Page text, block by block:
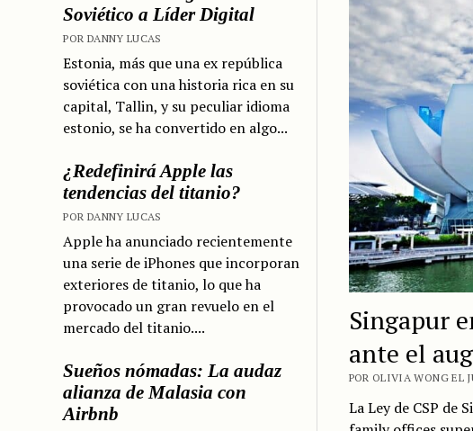
Soviético a Líder Digital
POR DANNY LUCAS
Estonia, más que una ex república
soviética con una historia rica en su
capital, Tallin, y su peculiar idioma
estonio, se ha convertido en algo...
¿Redefinirá Apple las
tendencias del titanio?
POR DANNY LUCAS
Apple ha anunciado recientemente
una serie de iPhones que incorporan
exteriores de titanio, lo que ha
provocado un gran revuelo en el
mercado del titanio....
Sueños nómadas: La audaz
alianza de Malasia con
Airbnb
Singapur
ante el
POR OLIVIA WONG EL
La Ley de CSP de